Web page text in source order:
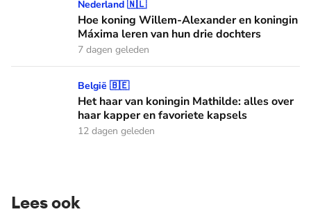
Hoe koning Willem-Alexander en koningin Máxima leren
Nederland 🇳🇱
Hoe koning Willem-Alexander en koningin
Máxima leren van hun drie dochters
7 dagen geleden
Het haar van koningin Mathilde: alles over haar kapper en
België 🇧🇪
Het haar van koningin Mathilde: alles over
haar kapper en favoriete kapsels
12 dagen geleden
Lees ook